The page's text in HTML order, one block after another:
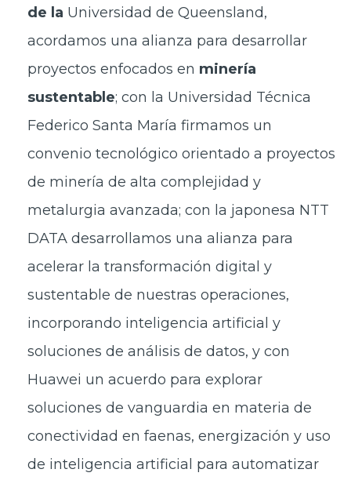
de la Universidad de Queensland,
acordamos una alianza para desarrollar
proyectos enfocados en minería
sustentable; con la Universidad Técnica
Federico Santa María firmamos un
convenio tecnológico orientado a proyectos
de minería de alta complejidad y
metalurgia avanzada; con la japonesa NTT
DATA desarrollamos una alianza para
acelerar la transformación digital y
sustentable de nuestras operaciones,
incorporando inteligencia artificial y
soluciones de análisis de datos, y con
Huawei un acuerdo para explorar
soluciones de vanguardia en materia de
conectividad en faenas, energización y uso
de inteligencia artificial para automatizar